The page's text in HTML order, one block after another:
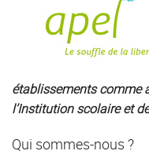
établissements comme
l’Institution scolaire et
Qui sommes-nous ?